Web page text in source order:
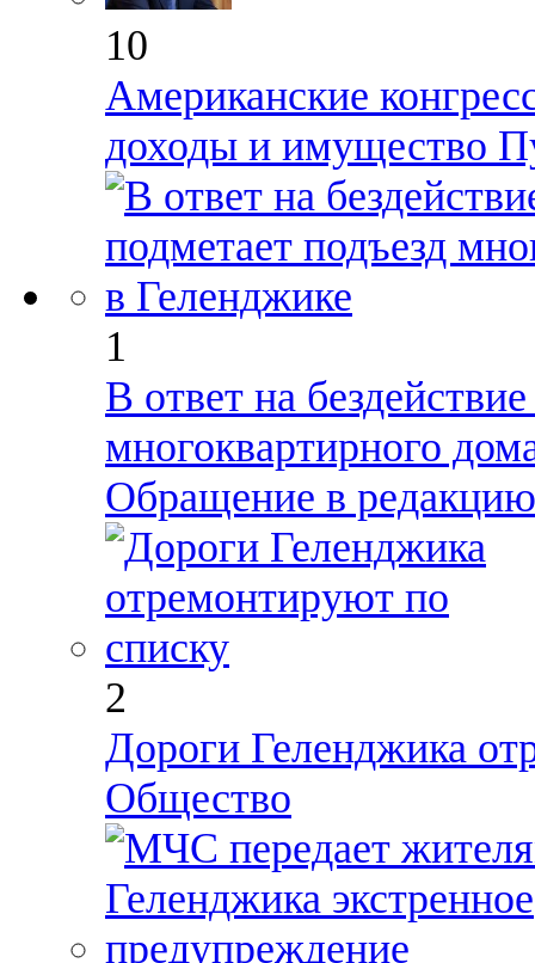
10
Американские
доходы и имущество
1
В ответ на
многоквартирного
Обращение в редакцию
2
Дороги Геленджика
Общество